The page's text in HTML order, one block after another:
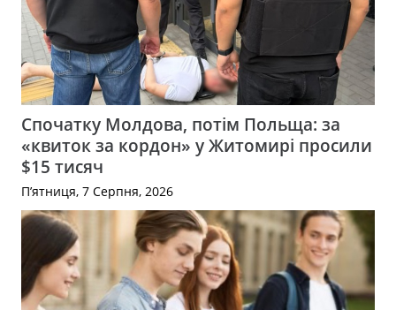
Спочатку Молдова, потім Польща: за
«квиток за кордон» у Житомирі просили
$15 тисяч
П’ятниця, 7 Серпня, 2026